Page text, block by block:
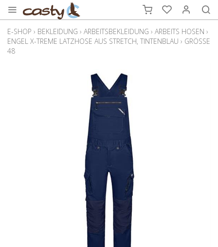
E-SHOP › BEKLEIDUNG › ARBEITSBEKLEIDUNG › ARBEITS HOSEN ›
ENGEL X-TREME LATZHOSE AUS STRETCH, TINTENBLAU › GRÖSSE
48